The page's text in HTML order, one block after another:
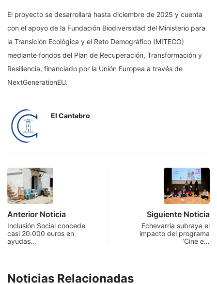
El proyecto se desarrollará hasta diciembre de 2025 y cuenta
con el apoyo de la Fundación Biodiversidad del Ministerio para
la Transición Ecológica y el Reto Demográfico (MITECO)
mediante fondos del Plan de Recuperación, Transformación y
Resiliencia, financiado por la Unión Europea a través de
NextGenerationEU.
El Cantabro
Anterior Noticia
Inclusión Social concede
casi 20.000 euros en
ayudas…
Siguiente Noticia
Echevarría subraya el
impacto del programa
‘Cine e…
Noticias Relacionadas